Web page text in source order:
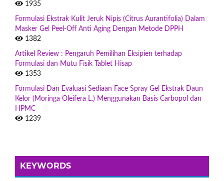
1935
Formulasi Ekstrak Kulit Jeruk Nipis (Citrus Aurantifolia) Dalam
Masker Gel Peel-Off Anti Aging Dengan Metode DPPH
1382
Artikel Review : Pengaruh Pemilihan Eksipien terhadap
Formulasi dan Mutu Fisik Tablet Hisap
1353
Formulasi Dan Evaluasi Sediaan Face Spray Gel Ekstrak Daun
Kelor (Moringa Oleifera L.) Menggunakan Basis Carbopol dan
HPMC
1239
KEYWORDS